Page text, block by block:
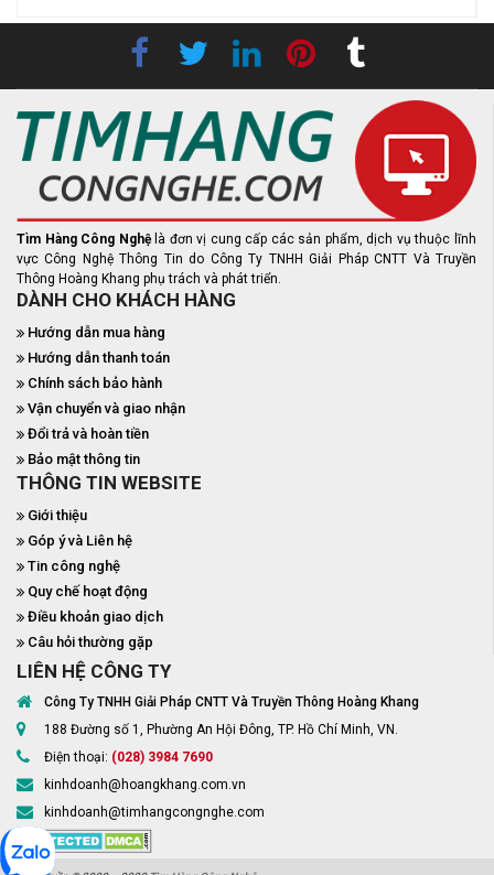
Tìm Hàng Công Nghệ là đơn vị cung cấp các sản phẩm, dịch vụ thuộc lĩnh
vực Công Nghệ Thông Tin do Công Ty TNHH Giải Pháp CNTT Và Truyền
Thông Hoàng Khang phụ trách và phát triển.
DÀNH CHO KHÁCH HÀNG
Hướng dẫn mua hàng
Hướng dẫn thanh toán
Chính sách bảo hành
Vận chuyển và giao nhận
Đổi trả và hoàn tiền
Bảo mật thông tin
THÔNG TIN WEBSITE
Giới thiệu
Góp ý và Liên hệ
Tin công nghệ
Quy chế hoạt động
Điều khoản giao dịch
Câu hỏi thường gặp
LIÊN HỆ CÔNG TY
Công Ty TNHH Giải Pháp CNTT Và Truyền Thông Hoàng Khang
188 Đường số 1, Phường An Hội Đông, TP. Hồ Chí Minh, VN.
Điện thoại: (028) 3984 7690
kinhdoanh@hoangkhang.com.vn
kinhdoanh@timhangcongnghe.com